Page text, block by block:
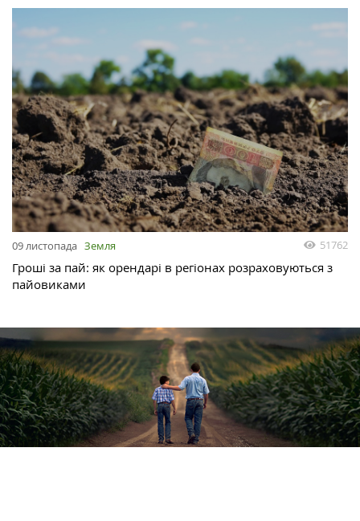
09 листопада Земля 51762
Гроші за пай: як орендарі в регіонах розраховуються з
пайовиками